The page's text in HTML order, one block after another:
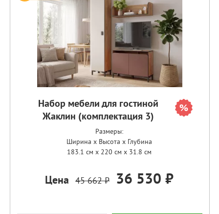
Набор мебели для гостиной
Жаклин (комплектация 3)
Размеры:
Ширина x Высота x Глубина
183.1 см x 220 см x 31.8 см
Цена 45 662 ₽ 36 530 ₽